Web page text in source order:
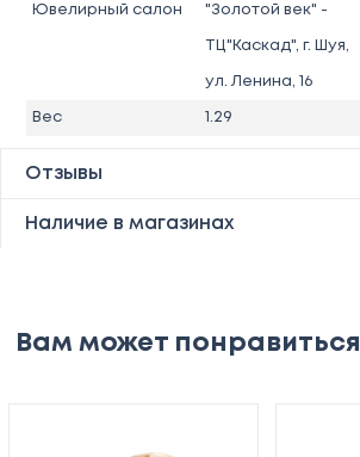
Ювелирный салон "Золотой век" -
ТЦ"Каскад", г. Шуя,
ул. Ленина, 16
Вес 1.29
Отзывы
Наличие в магазинах
Вам может понравиться